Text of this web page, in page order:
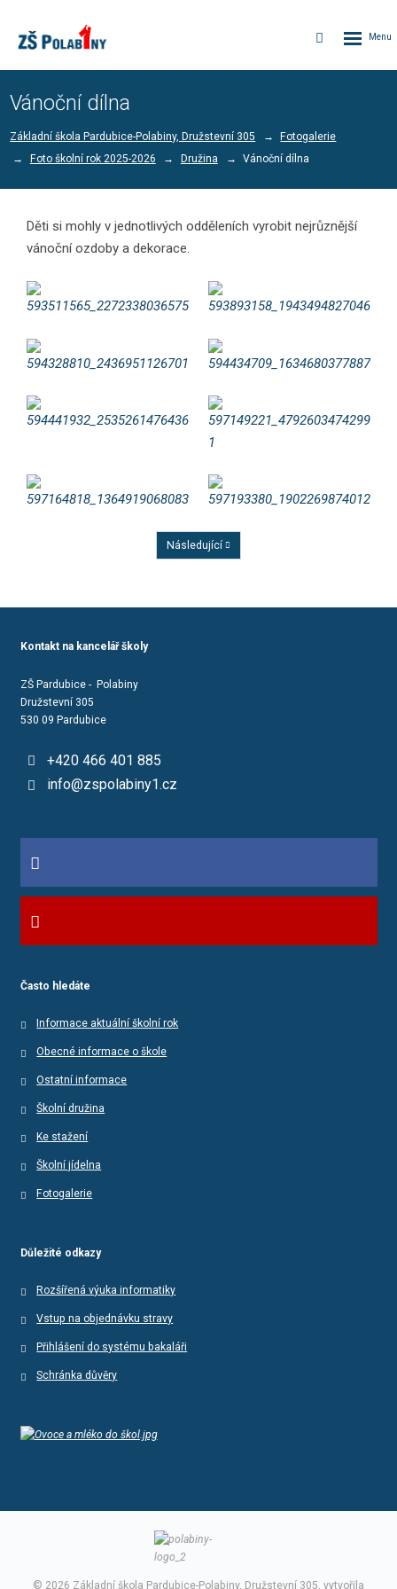
Vyhledávání
Vánoční dílna
Základní škola Pardubice-Polabiny, Družstevní 305
Fotogalerie
Foto školní rok 2025-2026
Družina Vánoční dílna
Děti si mohly v jednotlivých odděleních vyrobit nejrůznější
vánoční ozdoby a dekorace.
Předchozí
Následující
Kontakt na kancelář školy
ZŠ Pardubice - Polabiny
Družstevní 305
530 09 Pardubice
+420 466 401 885
info@zspolabiny1.cz
Často hledáte
Informace aktuální školní rok
Obecné informace o škole
Ostatní informace
Školní družina
Ke stažení
Školní jídelna
Fotogalerie
Důležité odkazy
Rozšířená výuka informatiky
Vstup na objednávku stravy
Přihlášení do systému bakaláři
Schránka důvěry
© 2026 Základní škola Pardubice-Polabiny, Družstevní 305, vytvořila